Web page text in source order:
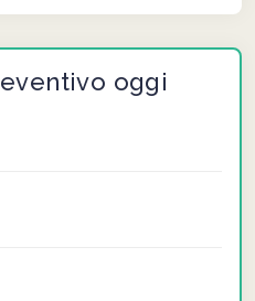
oggi